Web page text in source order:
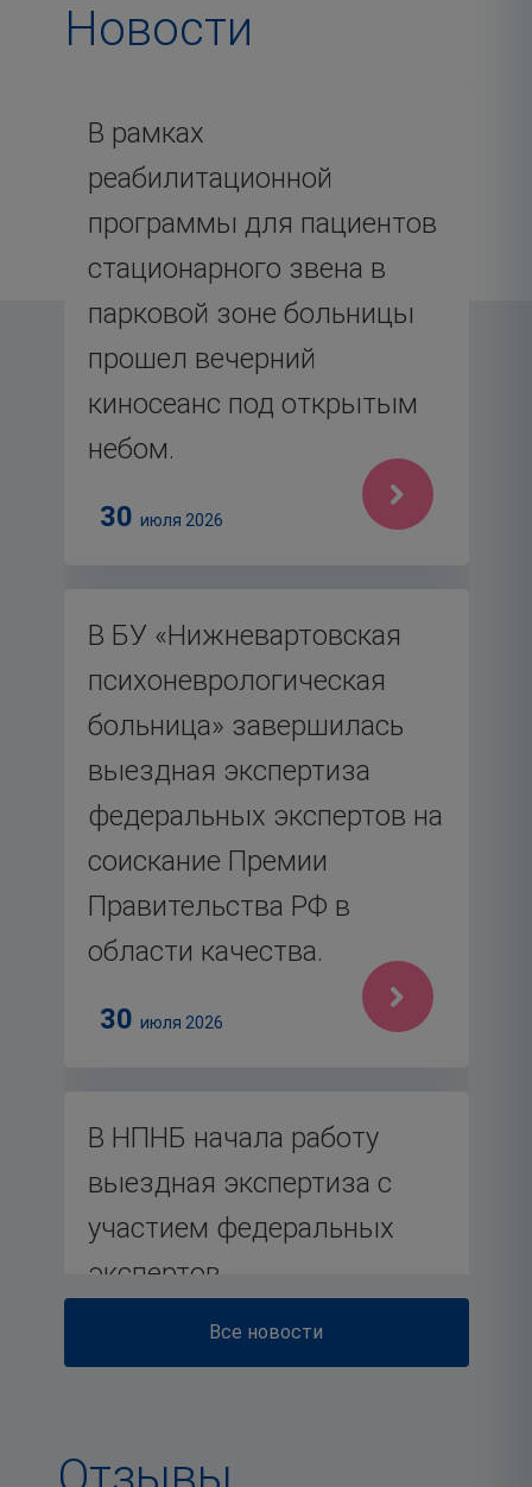
Новости
В рамках
реабилитационной
программы для пациентов
стационарного звена в
парковой зоне больницы
прошел вечерний
киносеанс под открытым
небом.
30 июля 2026
В БУ «Нижневартовская
психоневрологическая
больница» завершилась
выездная экспертиза
федеральных экспертов на
соискание Премии
Правительства РФ в
области качества.
30 июля 2026
В НПНБ начала работу
выездная экспертиза с
участием федеральных
экспертов
Все новости